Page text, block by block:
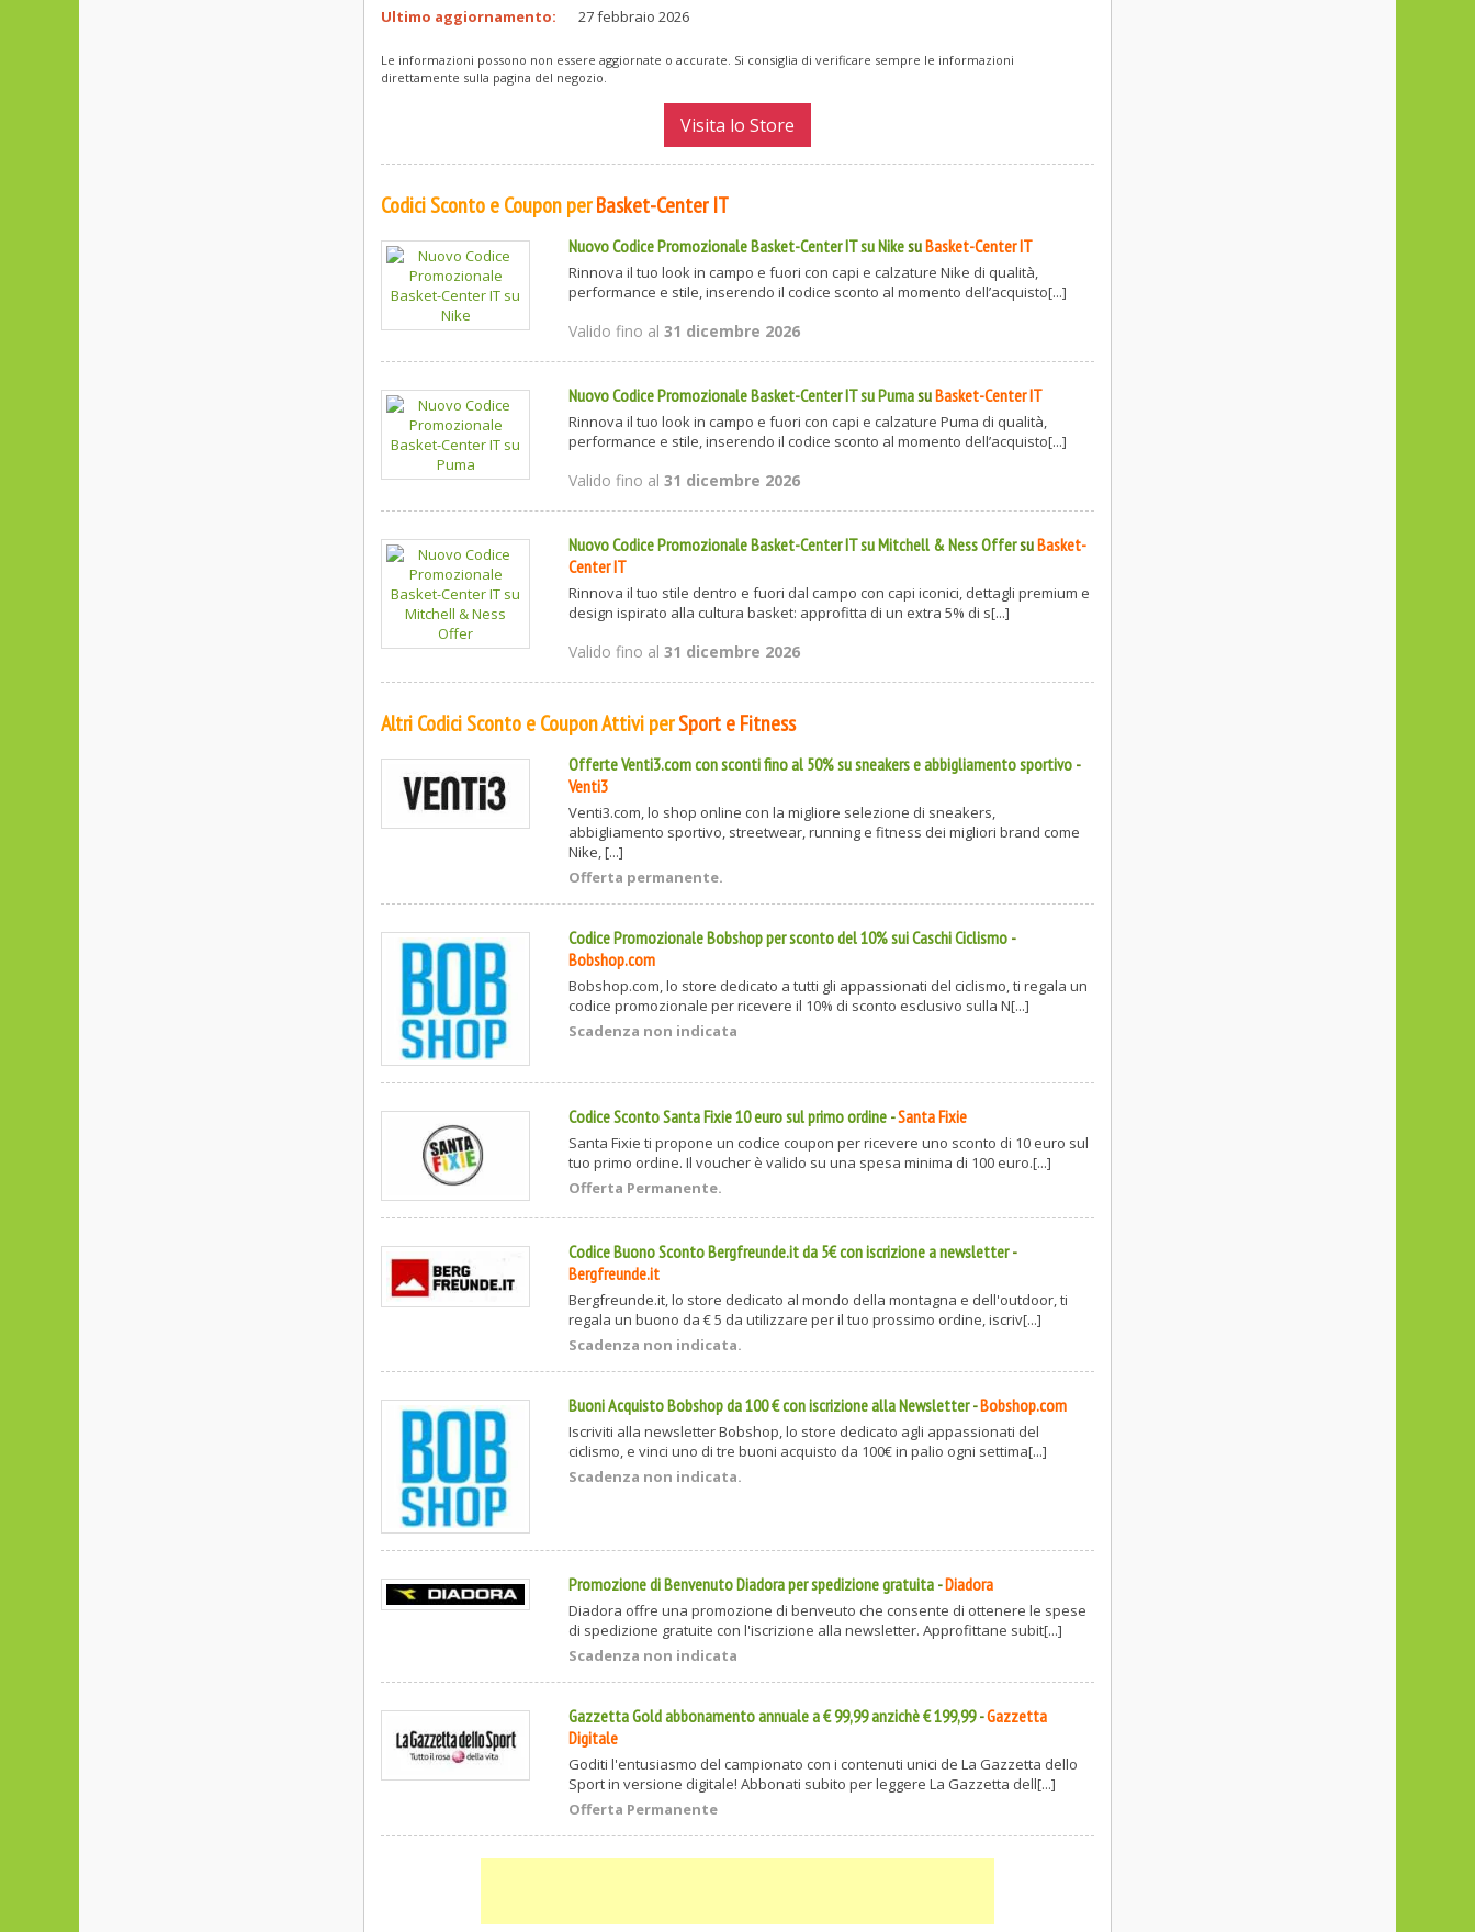
Ultimo aggiornamento:
27 febbraio 2026
Le informazioni possono non essere aggiornate o accurate. Si consiglia di verificare sempre le informazioni
direttamente sulla pagina del negozio.
Visita lo Store
Codici Sconto e Coupon perBasket-Center IT
Nuovo Codice Promozionale Basket-Center IT su NikesuBasket-Center IT
Rinnova il tuo look in campo e fuori con capi e calzature Nike di qualità,
performance e stile, inserendo il codice sconto al momento dell’acquisto[...]
Valido fino al31 dicembre 2026
Nuovo Codice Promozionale Basket-Center IT su PumasuBasket-Center IT
Rinnova il tuo look in campo e fuori con capi e calzature Puma di qualità,
performance e stile, inserendo il codice sconto al momento dell’acquisto[...]
Valido fino al31 dicembre 2026
Nuovo Codice Promozionale Basket-Center IT su Mitchell & Ness OffersuBasket-
Center IT
Rinnova il tuo stile dentro e fuori dal campo con capi iconici, dettagli premium e
design ispirato alla cultura basket: approfitta di un extra 5% di s[...]
Valido fino al31 dicembre 2026
Altri Codici Sconto e Coupon Attivi perSport e Fitness
Offerte Venti3.com con sconti fino al 50% su sneakers e abbigliamento sportivo -
Venti3
Venti3.com, lo shop online con la migliore selezione di sneakers,
abbigliamento sportivo, streetwear, running e fitness dei migliori brand come
Nike, [...]
Offerta permanente.
Codice Promozionale Bobshop per sconto del 10% sui Caschi Ciclismo -
Bobshop.com
Bobshop.com, lo store dedicato a tutti gli appassionati del ciclismo, ti regala un
codice promozionale per ricevere il 10% di sconto esclusivo sulla N[...]
Scadenza non indicata
Codice Sconto Santa Fixie 10 euro sul primo ordine -Santa Fixie
Santa Fixie ti propone un codice coupon per ricevere uno sconto di 10 euro sul
tuo primo ordine. Il voucher è valido su una spesa minima di 100 euro.[...]
Offerta Permanente.
Codice Buono Sconto Bergfreunde.it da 5€ con iscrizione a newsletter-
Bergfreunde.it
Bergfreunde.it, lo store dedicato al mondo della montagna e dell'outdoor, ti
regala un buono da € 5 da utilizzare per il tuo prossimo ordine, iscriv[...]
Scadenza non indicata.
Buoni Acquisto Bobshop da 100 € con iscrizione alla Newsletter-Bobshop.com
Iscriviti alla newsletter Bobshop, lo store dedicato agli appassionati del
ciclismo, e vinci uno di tre buoni acquisto da 100€ in palio ogni settima[...]
Scadenza non indicata.
Promozione di Benvenuto Diadora per spedizione gratuita -Diadora
Diadora offre una promozione di benveuto che consente di ottenere le spese
di spedizione gratuite con l'iscrizione alla newsletter. Approfittane subit[...]
Scadenza non indicata
Gazzetta Gold abbonamento annuale a € 99,99 anzichè € 199,99-Gazzetta
Digitale
Goditi l'entusiasmo del campionato con i contenuti unici de La Gazzetta dello
Sport in versione digitale! Abbonati subito per leggere La Gazzetta dell[...]
Offerta Permanente